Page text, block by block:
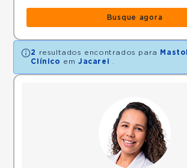
Busque agora
2 resultados encontrados para
Clínico emJacarei